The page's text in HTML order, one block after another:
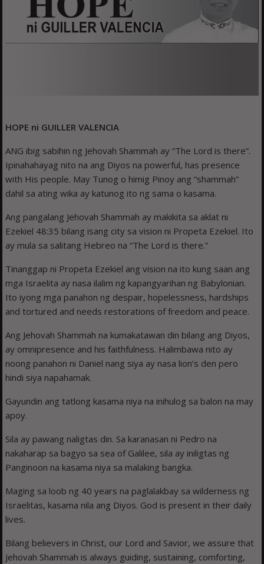
HOPE ni GUILLER VALENCIA
ANG ibig sabihin ng Jehovah Shammah ay “The Lord is there”.
Ipinahahayag nito na ang Diyos na powerful, has presence
with His people. May Tunog o himig Pinoy ang “shammah”
dahil sa ating wika ay katunog ito ng sama o kasama.
Ang pangalang Jehovah Shammah ay makikita sa aklat ni
Ezekiel 48:35 bilang isang city sa vision ni Propeta Ezekiel. Ito
ay mula sa salitang Hebreo na “The Lord is there.”
Tinanggap ni Propeta Ezekiel ang vision na ito kung saan ang
mga Israelita ay nasa ilalim ng kapangyarihan ng Babylonian.
Ito iyong mga panahon ng despair, hopelessness, hardships
and tortured and needs restorations of freedom and peace.
Ang Jehovah Shammah na kumakatawan din bilang ang Diyos,
ay omnipresence and his faithfulness. Halimbawa nito ay
noong panahon ni Daniel nang siya ay nasa lion’s den pero
hindi siya napahamak.
Gayundin ang tatlong kasama niya na inihulog sa balon na may
apoy.
Sila ay pawang naligtas din. Sa karanasan ni Pedro na
nakaharap sa bagyo sa sea of Galilee, sila ay iniligtas ng
Panginoon na kasama niya sa malaking bangka.
Maging sa loob ng 40 years na paglalakbay sa wilderness ng
Israelitas, kasama nila ang Diyos. God is present in their daily
lives.
Bilang believers in Christ, our Lord and Savior, we assure that
Jehovah Shammah is always guiding, sustaining, comforting,